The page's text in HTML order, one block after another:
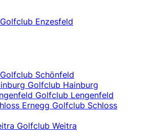
Golfclub Enzesfeld
Golfclub Schönfeld
Golfclub Hainburg
Golfclub Lengenfeld
Golfclub Schloss
Golfclub Weitra